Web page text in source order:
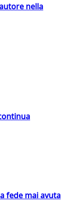
nella
fede mai avuta